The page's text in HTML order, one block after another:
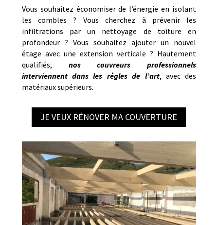
Vous souhaitez économiser de l’énergie en isolant
les combles ? Vous cherchez à prévenir les
infiltrations par un nettoyage de toiture en
profondeur ? Vous souhaitez ajouter un nouvel
étage avec une extension verticale ? Hautement
qualifiés, nos couvreurs professionnels
interviennent dans les règles de l’art, avec des
matériaux supérieurs.
JE VEUX RÉNOVER MA COUVERTURE